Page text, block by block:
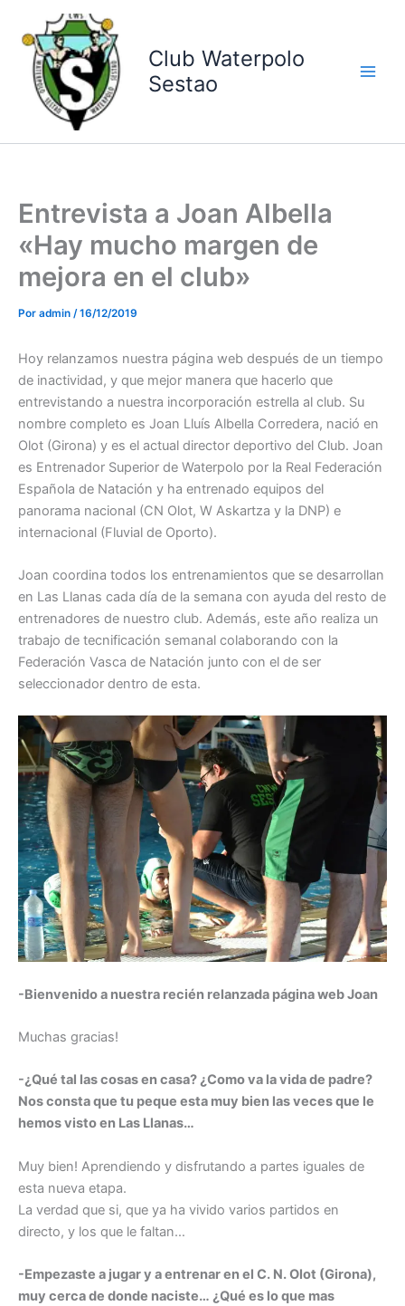
contenido
Club Waterpolo
Sestao
Entrevista a Joan Albella
«Hay mucho margen de
mejora en el club»
Por admin /16/12/2019
Hoy relanzamos nuestra página web después de un tiempo
de inactividad, y que mejor manera que hacerlo que
entrevistando a nuestra incorporación estrella al club. Su
nombre completo es Joan Lluís Albella Corredera, nació en
Olot (Girona) y es el actual director deportivo del Club. Joan
es Entrenador Superior de Waterpolo por la Real Federación
Española de Natación y ha entrenado equipos del
panorama nacional (CN Olot, W Askartza y la DNP) e
internacional (Fluvial de Oporto).
Joan coordina todos los entrenamientos que se desarrollan
en Las Llanas cada día de la semana con ayuda del resto de
entrenadores de nuestro club. Además, este año realiza un
trabajo de tecnificación semanal colaborando con la
Federación Vasca de Natación junto con el de ser
seleccionador dentro de esta.
-Bienvenido a nuestra recién relanzada página web Joan
Muchas gracias!
-¿Qué tal las cosas en casa? ¿Como va la vida de padre?
Nos consta que tu peque esta muy bien las veces que le
hemos visto en Las Llanas…
Muy bien! Aprendiendo y disfrutando a partes iguales de
esta nueva etapa.
La verdad que si, que ya ha vivido varios partidos en
directo, y los que le faltan…
-Empezaste a jugar y a entrenar en el C. N. Olot (Girona),
muy cerca de donde naciste… ¿Qué es lo que mas